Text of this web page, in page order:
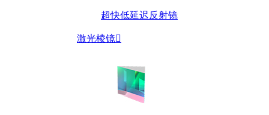
超快低延迟反射镜
激光棱镜